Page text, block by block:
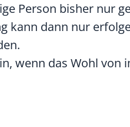
Person bisher nur
kann dann nur
wenn das Wohl